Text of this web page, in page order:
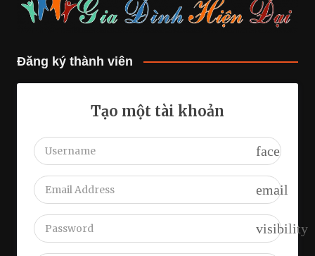
Đăng ký thành viên
Tạo một tài khoản
face
email
visibility